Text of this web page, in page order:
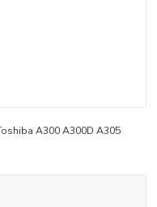
A300 A300D A305